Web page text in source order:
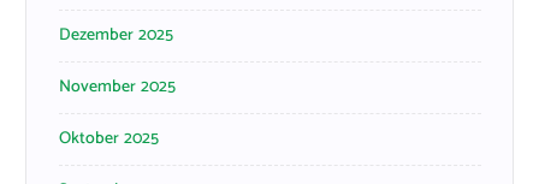
Dezember 2025
November 2025
Oktober 2025